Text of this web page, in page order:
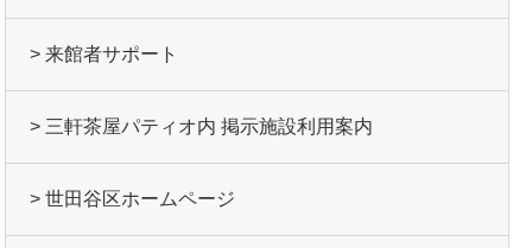
> 来館者サポート
> 三軒茶屋パティオ内 掲示施設利用案内
> 世田谷区ホームページ